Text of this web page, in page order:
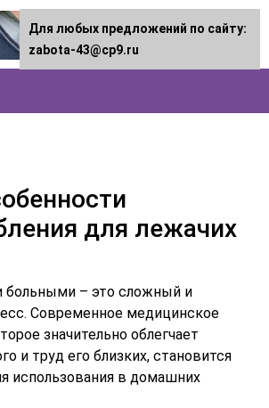
для лежачих
больными – это сложный и
Современное медицинское
значительно облегчает
и труд его близких, становится
использования в домашних
Для любых предложений по сайту:
zabota-43@cp9.ru